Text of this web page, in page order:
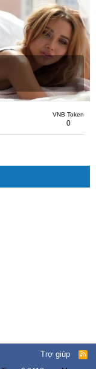
VNB Token
0
Trợ giúp
R